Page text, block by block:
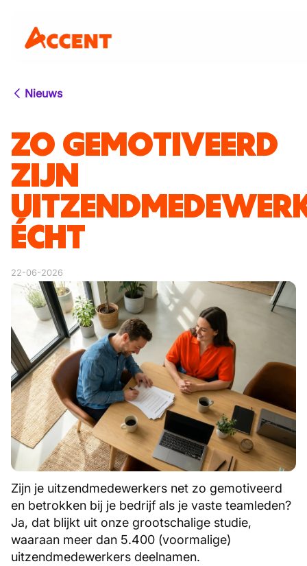
Nieuws
ZO GEMOTIVEERD
ZIJN
ÉCHT
22-06-2026
Zijn je uitzendmedewerkers net zo gemotiveerd
en betrokken bij je bedrijf als je vaste teamleden?
Ja, dat blijkt uit onze grootschalige studie,
waaraan meer dan 5.400 (voormalige)
uitzendmedewerkers deelnamen.